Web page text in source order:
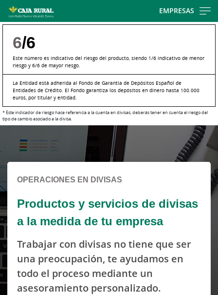
EMPRESAS
6/6
Este número es indicativo del riesgo del producto, siendo 1/6 indicativo de menor
riesgo y 6/6 de mayor riesgo.
La Entidad está adherida al Fondo de Garantía de Depósitos Español de
Entidades de Crédito. El Fondo garantiza los depósitos en dinero hasta 100.000
euros, por titular y entidad.
* Este indicador de riesgo hace referencia a la cuenta en divisas, deberás tener en cuenta el riesgo del
tipo de cambio asociado a la divisa.
contenido,
por
favor
espere...
OPERACIONES EN DIVISAS
Productos y servicios de divisas
a la medida de tu empresa
Trabajar con divisas no tiene que ser
una preocupación, te ayudamos en
todo el proceso mediante un
asesoramiento personalizado.